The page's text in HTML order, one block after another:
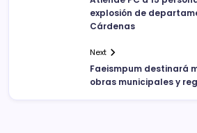
explosión de
Cárdenas
Next
Faeismpum destinará
obras municipales y